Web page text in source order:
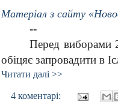
Матеріал з сайту
--
Перед виборами
обіцяє запровадити в
Читати далі >>
4 коментарі: